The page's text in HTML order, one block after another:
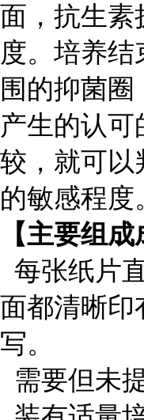
面，抗生素
度。培养结
围的抑菌
产生的认可
较，就可以
的敏感程度
【主要组成
每张纸片
面都清晰印
写。
需要但未